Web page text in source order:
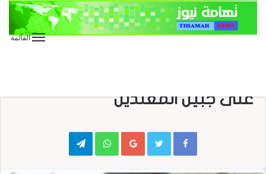
القائمة
على جبين المعتدين
Google+
WhatsApp
Telegram